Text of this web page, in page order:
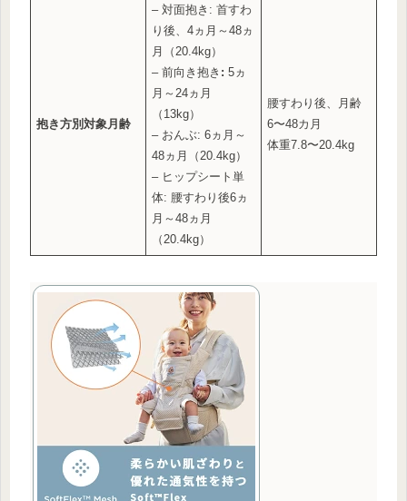
抱き方別対象月齢
– 対面抱き: 首すわ
り後、4ヵ月～48ヵ
月（20.4kg）
– 前向き抱き : 5ヵ
月～24ヵ月
（13kg）
– おんぶ: 6ヵ月～
48ヵ月（20.4kg）
– ヒップシート単
体: 腰すわり後6ヵ
月～48ヵ月
（20.4kg）
腰すわり後、月齢
6〜48カ月
体重7.8〜20.4kg